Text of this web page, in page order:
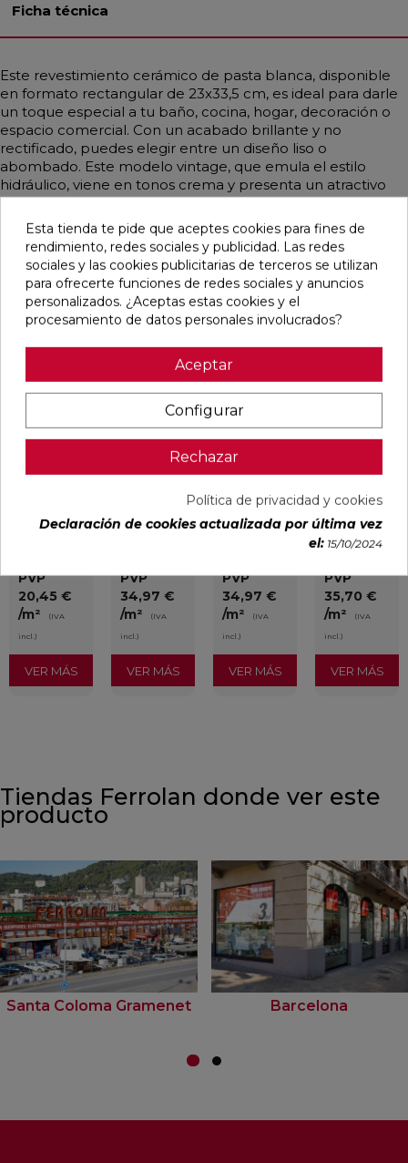
Ficha técnica
Este revestimiento cerámico de pasta blanca, disponible
en formato rectangular de 23x33,5 cm, es ideal para darle
un toque especial a tu baño, cocina, hogar, decoración o
espacio comercial. Con un acabado brillante y no
rectificado, puedes elegir entre un diseño liso o
abombado. Este modelo vintage, que emula el estilo
hidráulico, viene en tonos crema y presenta un atractivo
patrón patchwork. Además, los diferentes tonos se
combinan de manera alterna y se entregan juntos en la
misma caja, facilitando su instalación y logrando un efecto
visual único.
Pensamos que te puede interesar
BOULEVARD
PVP
20,45 €
/m²
(IVA
incl.)
favorite
VER MÁS
CONCEPT
RECTIFICADO
PVP
34,97 €
/m²
(IVA
incl.)
favorite
VER MÁS
CONCEPT
C MATE
29,5X59,5
RECTIFICADO
PVP
34,97 €
/m²
(IVA
incl.)
favorite
VER MÁS
CLUNIA
NATURAL
MATE 31X98
RECTIFICADO
Ref:
PVP
35,70 €
/m²
(IVA
incl.)
favorite
VER MÁS
Tiendas Ferrolan donde ver este
producto
Santa Coloma Gramenet Barcelona
Esta tienda te pide que aceptes cookies para fines de
rendimiento, redes sociales y publicidad. Las redes
sociales y las cookies publicitarias de terceros se utilizan
para ofrecerte funciones de redes sociales y anuncios
personalizados. ¿Aceptas estas cookies y el
procesamiento de datos personales involucrados?
Aceptar
Configurar
Rechazar
Política de privacidad y cookies
Declaración de cookies actualizada por última vez
el: 15/10/2024